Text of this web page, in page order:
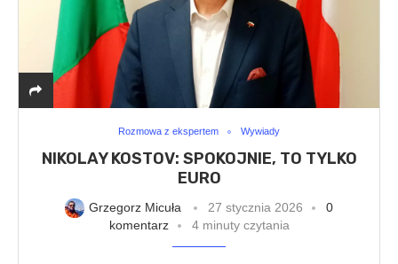
Rozmowa z ekspertem Wywiady
NIKOLAY KOSTOV: SPOKOJNIE, TO TYLKO
EURO
Grzegorz Micuła 27 stycznia 2026
0
komentarz
4 minuty czytania